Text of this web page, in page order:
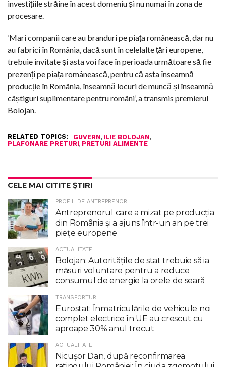
investițiile străine în acest domeniu și nu numai în zona de
procesare.
‘Mari companii care au branduri pe piața românească, dar nu
au fabrici în România, dacă sunt în celelalte țări europene,
trebuie invitate și asta voi face în perioada următoare să fie
prezenți pe piața românească, pentru că asta înseamnă
producție în România, înseamnă locuri de muncă și înseamnă
câștiguri suplimentare pentru români’, a transmis premierul
Bolojan.
RELATED TOPICS: GUVERN, ILIE BOLOJAN,
PLAFONARE PRETURI, PRETURI ALIMENTE
CELE MAI CITITE ȘTIRI
PROFIL DE ANTREPRENOR
Antreprenorul care a mizat pe producția
din România și a ajuns într-un an pe trei
piețe europene
ACTUALITATE
Bolojan: Autoritățile de stat trebuie să ia
măsuri voluntare pentru a reduce
consumul de energie la orele de seară
TRANSPORTURI
Eurostat: Înmatriculările de vehicule noi
complet electrice în UE au crescut cu
aproape 30% anul trecut
ACTUALITATE
Nicuşor Dan, după reconfirmarea